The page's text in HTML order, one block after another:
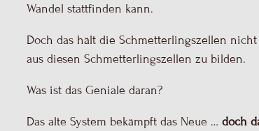
Wandel stattfinden kann.
Doch das hält die Schmetterlingszellen
aus diesen Schmetterlingszellen zu bilden.
Was ist das Geniale daran?
Das alte System bekämpft das Neue … doch